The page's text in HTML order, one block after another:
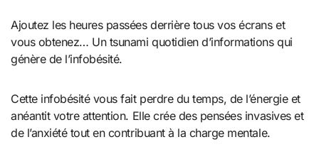
Ajoutez les heures passées derrière tous vos écrans et
vous obtenez… Un tsunami quotidien d’informations qui
génère de l’infobésité.
Cette infobésité vous fait perdre du temps, de l’énergie et
anéantit votre attention. Elle crée des pensées invasives et
de l’anxiété tout en contribuant à la charge mentale.